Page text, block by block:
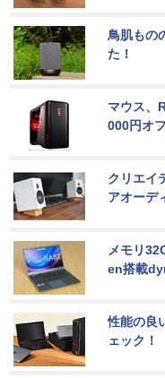
鳥肌もの
た！
マウス、
000円オ
クリエイ
アオーデ
メモリ
en搭載
性能の良
ェック！